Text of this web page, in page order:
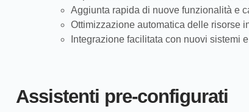
Aggiunta rapida di nuove funzionalità e
Ottimizzazione automatica delle risorse
Integrazione facilitata con nuovi sistemi
Assistenti pre-configurati